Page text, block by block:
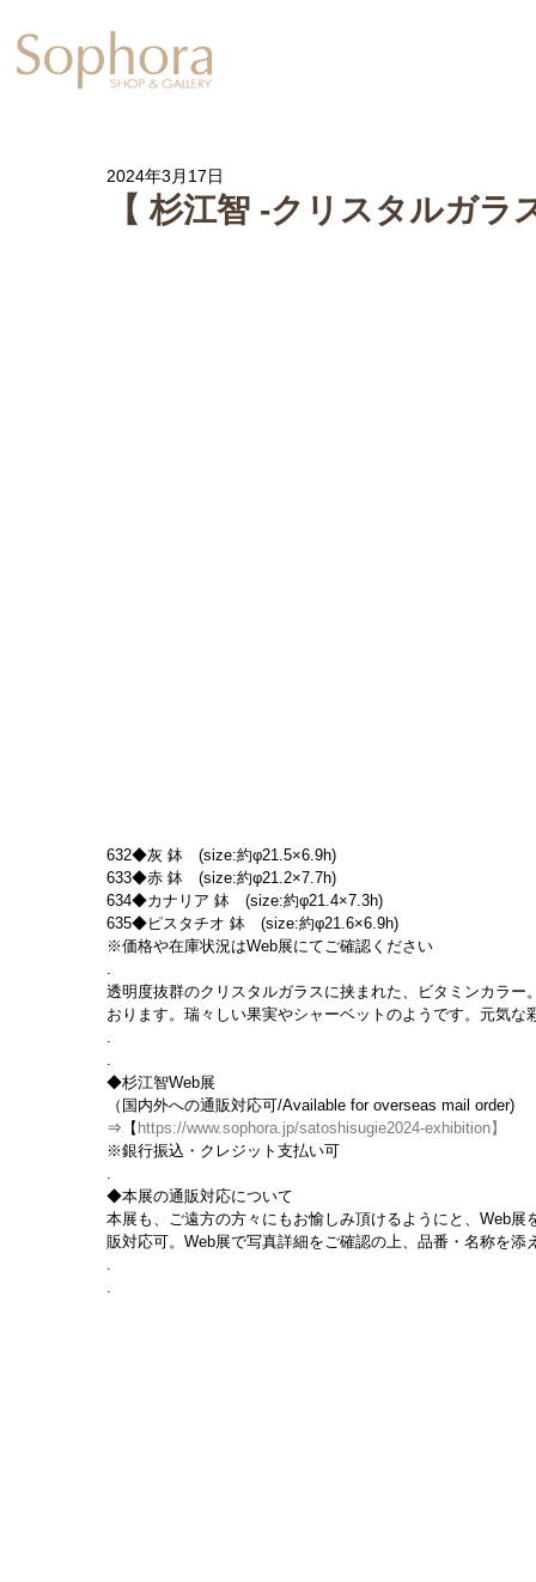
【 杉江智 -クリスタルガラ
2024年3月17日
632◆灰 鉢　(size:約φ21.5×6.9h)
633◆赤 鉢　(size:約φ21.2×7.7h)
634◆カナリア 鉢　(size:約φ21.4×7.3h)
635◆ピスタチオ 鉢　(size:約φ21.6×6.9h)
※価格や在庫状況はWeb展にてご確認ください
.
透明度抜群のクリスタルガラスに挟まれた、ビタミンカラ
おります。瑞々しい果実やシャーベットのようです。元気
.
.
◆杉江智Web展
（国内外への通販対応可/Available for overseas mail order)
⇒【 https://www.sophora.jp/satoshisugie2024-exhibition】
※銀行振込・クレジット支払い可
.
◆本展の通販対応について
本展も、ご遠方の方々にもお愉しみ頂けるようにと、Web
販対応可。Web展で写真詳細をご確認の上、品番・名称を
.
.